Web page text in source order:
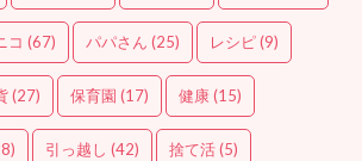
コ (67) パパさん (25) レシピ(9)
(27) 保育園 (17) 健康(15)
引っ越し (42) 捨て活(5)